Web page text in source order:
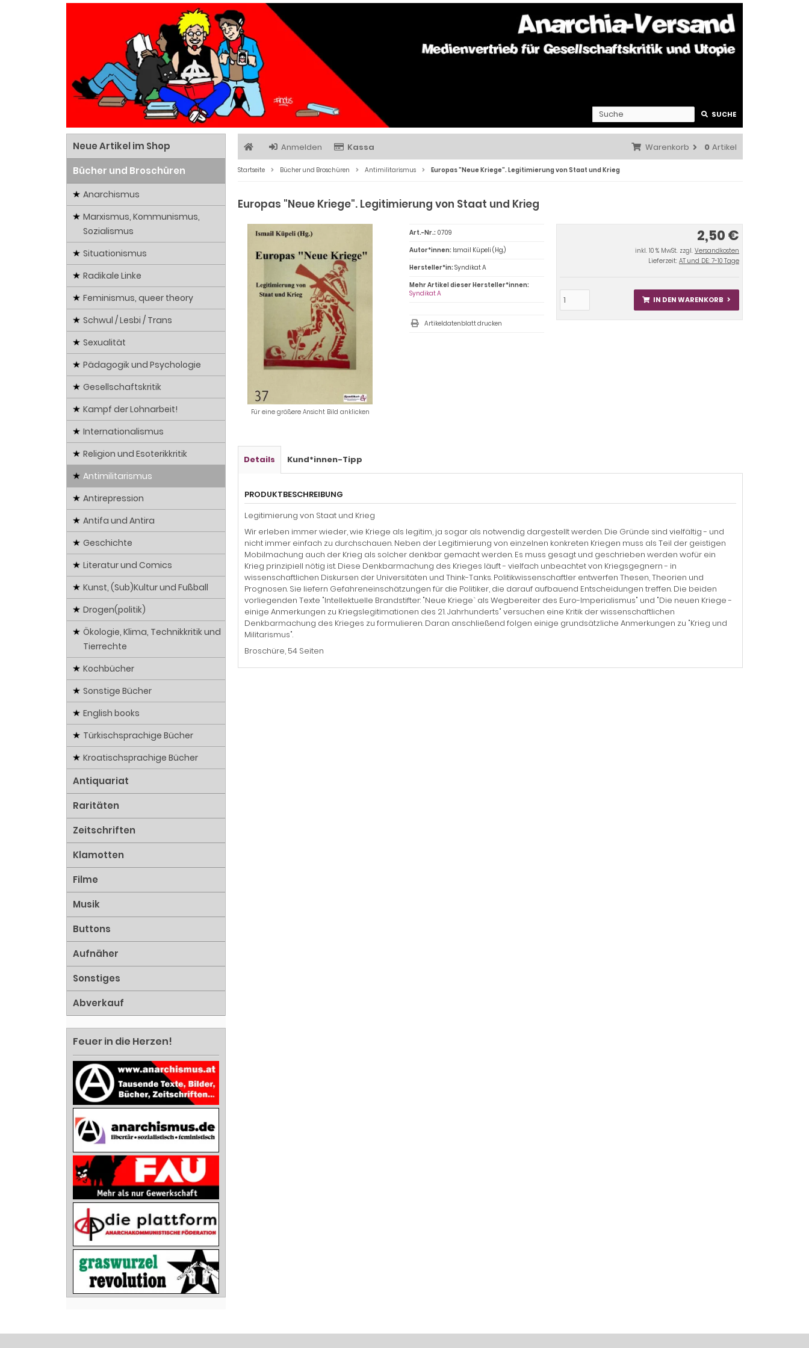
SUCHE
Anmelden Kassa Warenkorb 0 Artikel
Startseite Bücher und Broschüren Antimilitarismus Europas "Neue Kriege". Legitimierung von Staat und Krieg
Europas "Neue Kriege". Legitimierung von Staat und Krieg
Für eine größere Ansicht Bild anklicken
2,50 €
inkl. 10 % MwSt. zzgl. Versandkosten
Lieferzeit: AT und DE: 7-10 Tage
IN DEN WARENKORB
Art.-Nr.: 0709
Autor*innen: Ismail Küpeli (Hg.)
Hersteller*in:Syndikat A
Mehr Artikel dieser Hersteller*innen:
Syndikat A
Artikeldatenblatt drucken
Details Kund*innen-Tipp
PRODUKTBESCHREIBUNG
Legitimierung von Staat und Krieg
Wir erleben immer wieder, wie Kriege als legitim, ja sogar als notwendig dargestellt werden. Die Gründe sind vielfältig - und
nicht immer einfach zu durchschauen. Neben der Legitimierung von einzelnen konkreten Kriegen muss als Teil der geistigen
Mobilmachung auch der Krieg als solcher denkbar gemacht werden. Es muss gesagt und geschrieben werden wofür ein
Krieg prinzipiell nötig ist. Diese Denkbarmachung des Krieges läuft - vielfach unbeachtet von Kriegsgegnern - in
wissenschaftlichen Diskursen der Universitäten und Think-Tanks. Politikwissenschaftler entwerfen Thesen, Theorien und
Prognosen. Sie liefern Gefahreneinschätzungen für die Politiker, die darauf aufbauend Entscheidungen treffen. Die beiden
vorliegenden Texte "Intellektuelle Brandstifter: "Neue Kriege` als Wegbereiter des Euro-Imperialismus" und "Die neuen Kriege -
einige Anmerkungen zu Kriegslegitimationen des 21. Jahrhunderts" versuchen eine Kritik der wissenschaftlichen
Denkbarmachung des Krieges zu formulieren. Daran anschließend folgen einige grundsätzliche Anmerkungen zu "Krieg und
Militarismus".
Broschüre, 54 Seiten
Neue Artikel im Shop
Bücher und Broschüren
Anarchismus
Marxismus, Kommunismus,
Sozialismus
Situationismus
Radikale Linke
Feminismus, queer theory
Schwul / Lesbi / Trans
Sexualität
Pädagogik und Psychologie
Gesellschaftskritik
Kampf der Lohnarbeit!
Internationalismus
Religion und Esoterikkritik
Antimilitarismus
Antirepression
Antifa und Antira
Geschichte
Literatur und Comics
Kunst, (Sub)Kultur und Fußball
Drogen(politik)
Ökologie, Klima, Technikkritik und
Tierrechte
Kochbücher
Sonstige Bücher
English books
Türkischsprachige Bücher
Kroatischsprachige Bücher
Antiquariat
Raritäten
Zeitschriften
Klamotten
Filme
Musik
Buttons
Aufnäher
Sonstiges
Abverkauf
Feuer in die Herzen!